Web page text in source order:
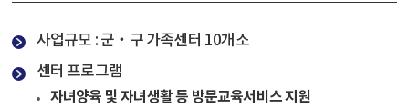
사업규모 : 군‧구 가족센터 10개소
센터 프로그램
자녀양육 및 자녀생활 등 방문교육서비스 지원